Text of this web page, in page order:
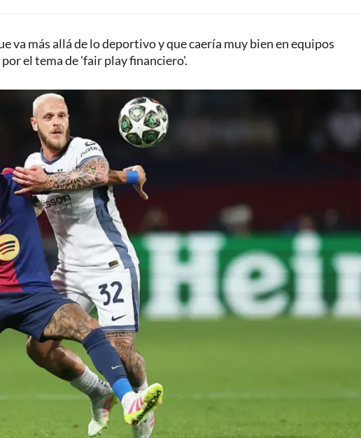
va más allá de lo deportivo y que caería muy bien en equipos
el tema de 'fair play financiero'.